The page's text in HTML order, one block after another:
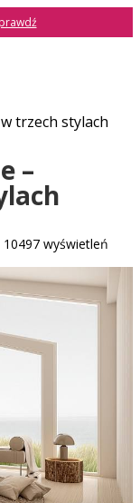
trzech stylach
–
10497 wyświetleń